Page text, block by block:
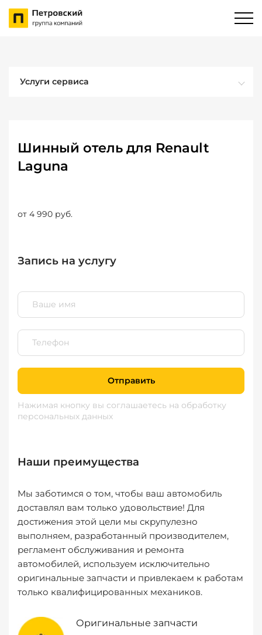
Услуги сервиса
Шинный отель для Renault
Laguna
от 4 990 руб.
Запись на услугу
Отправить
Нажимая кнопку вы соглашаетесь на обработку
персональных данных
Наши преимущества
Мы заботимся о том, чтобы ваш автомобиль
доставлял вам только удовольствие! Для
достижения этой цели мы скрупулезно
выполняем, разработанный производителем,
регламент обслуживания и ремонта
автомобилей, используем исключительно
оригинальные запчасти и привлекаем к работам
только квалифицированных механиков.
Оригинальные запчасти